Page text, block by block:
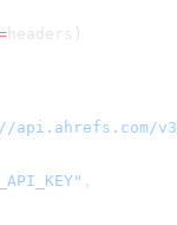
headers )
api.ahrefs.com/
,